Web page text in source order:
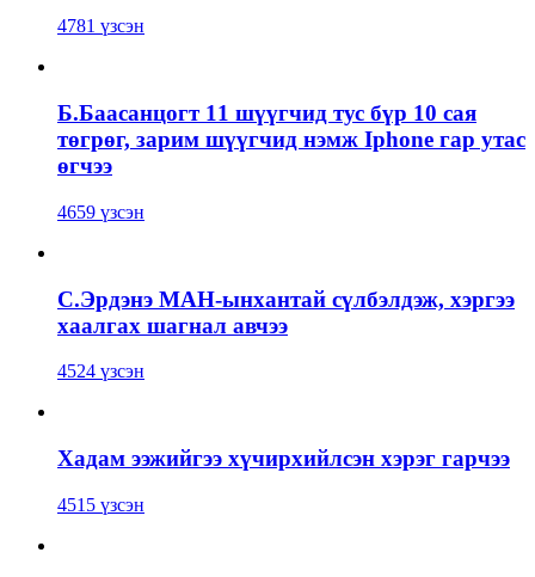
4781 үзсэн
Б.Баасанцогт 11 шүүгчид тус бүр 10 сая
төгрөг, зарим шүүгчид нэмж Iphone гар утас
өгчээ
4659 үзсэн
С.Эрдэнэ МАН-ынхантай сүлбэлдэж, хэргээ
хаалгах шагнал авчээ
4524 үзсэн
Хадам ээжийгээ хүчирхийлсэн хэрэг гарчээ
4515 үзсэн